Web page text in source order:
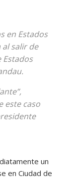
en Estados
al salir de
Estados
este caso
un
en Ciudad de